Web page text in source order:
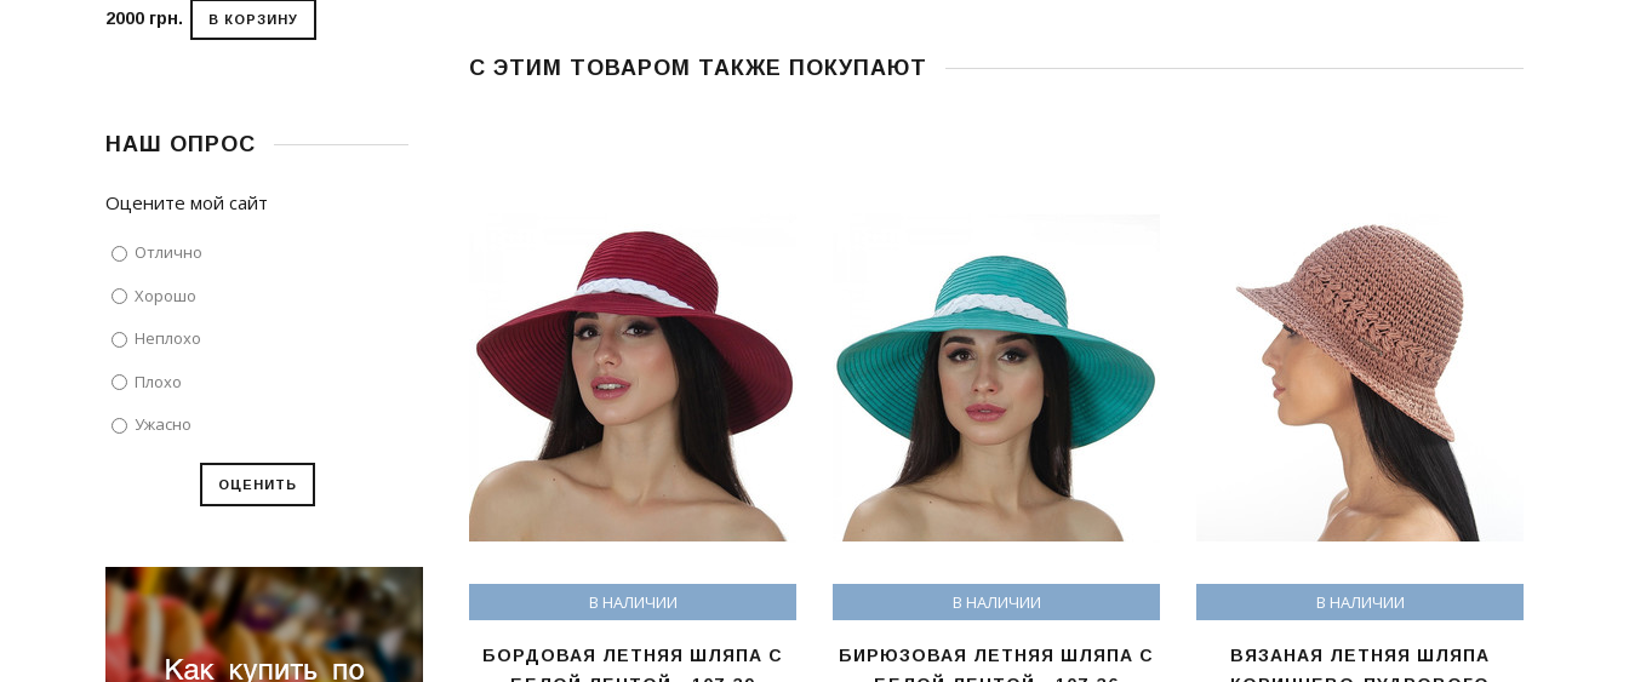
С ЭТИМ ТОВАРОМ ТАКЖЕ ПОКУПАЮТ
В НАЛИЧИИ
БОРДОВАЯ ЛЕТНЯЯ ШЛЯПА С
В НАЛИЧИИ
БИРЮЗОВАЯ ЛЕТНЯЯ ШЛЯПА С
В НАЛИЧИИ
ВЯЗАНАЯ ЛЕТНЯЯ ШЛЯПА
2000 грн. В КОРЗИНУ
НАШ ОПРОС
Оцените мой сайт
Отлично
Хорошо
Неплохо
Плохо
Ужасно